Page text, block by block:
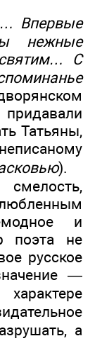
Впервые
нежные
С
Татьяны,
).
и
поэта не
русское
—
а